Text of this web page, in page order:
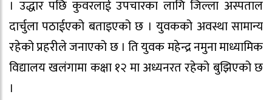
। उद्धार पछि कुवरलाई उपचारका लागि जिल्ला अस्पताल
दार्चुला पठाईएको बताइएको छ । युवकको अवस्था सामान्य
रहेको प्रहरीले जनाएको छ । ति युवक महेन्द्र नमुना माध्यामिक
विद्यालय खलंगामा कक्षा १२ मा अध्यनरत रहेको बुझिएको छ
।